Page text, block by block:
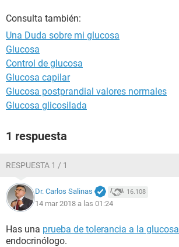
Consulta también:
Una Duda sobre mi glucosa
Glucosa
Control de glucosa
Glucosa capilar
Glucosa postprandial valores normales
Glucosa glicosilada
1 respuesta
RESPUESTA 1 / 1
Dr. Carlos Salinas 16.108
14 mar 2018 a las 01:24
Has una prueba de tolerancia a la glucosa
endocrinólogo.